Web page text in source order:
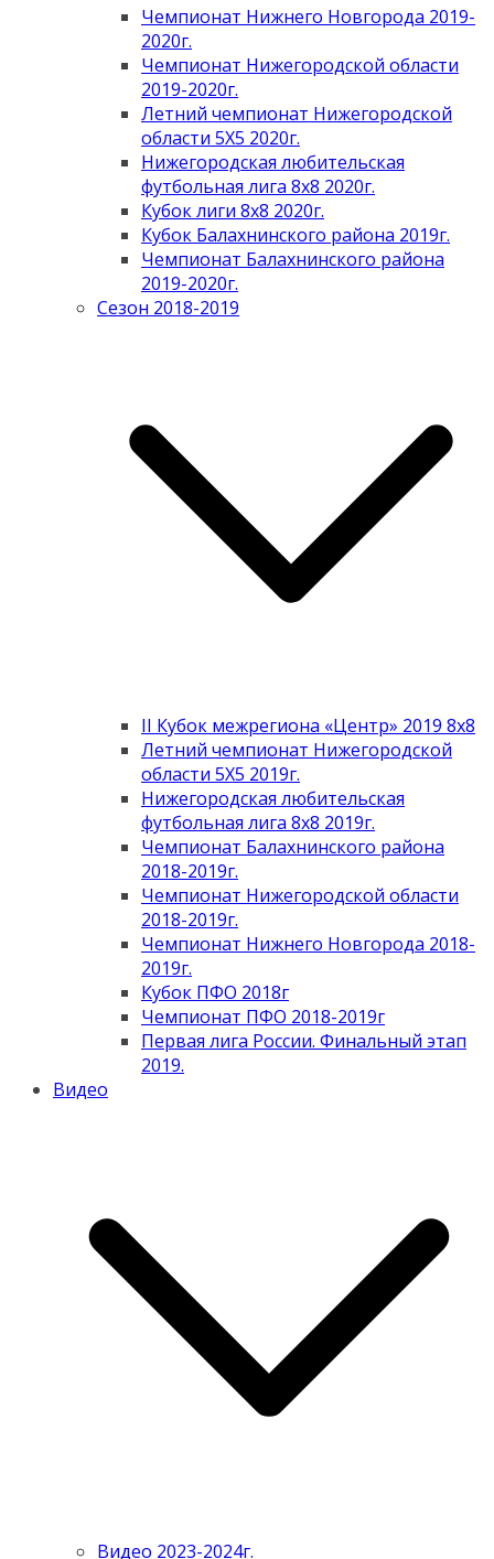
Чемпионат Нижнего Новгорода 2019-
2020г.
Чемпионат Нижегородской области
2019-2020г.
Летний чемпионат Нижегородской
области 5Х5 2020г.
Нижегородская любительская
футбольная лига 8х8 2020г.
Кубок лиги 8х8 2020г.
Кубок Балахнинского района 2019г.
Чемпионат Балахнинского района
2019-2020г.
Сезон 2018-2019
II Кубок межрегиона «Центр» 2019 8х8
Летний чемпионат Нижегородской
области 5Х5 2019г.
Нижегородская любительская
футбольная лига 8х8 2019г.
Чемпионат Балахнинского района
2018-2019г.
Чемпионат Нижегородской области
2018-2019г.
Чемпионат Нижнего Новгорода 2018-
2019г.
Кубок ПФО 2018г
Чемпионат ПФО 2018-2019г
Первая лига России. Финальный этап
2019.
Видео
Видео 2023-2024г.